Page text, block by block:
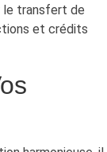
le transfert de
et crédits